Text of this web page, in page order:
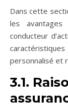
Dans cette
les avantages
conducteur
personnalisé et
3.1.